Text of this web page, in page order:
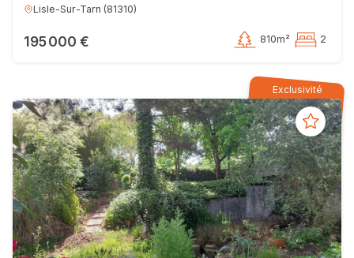
Lisle-Sur-Tarn (81310)
195 000 € 810m² 2
Exclusivité